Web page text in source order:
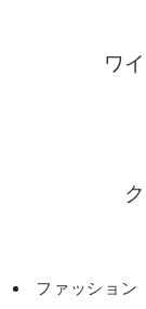
ワ
ファッション